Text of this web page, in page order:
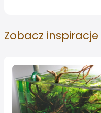
Zobacz inspiracje